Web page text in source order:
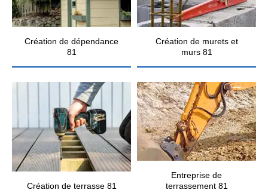
Création de dépendance
81
Création de murets et
murs 81
Création de terrasse 81
Entreprise de
terrassement 81